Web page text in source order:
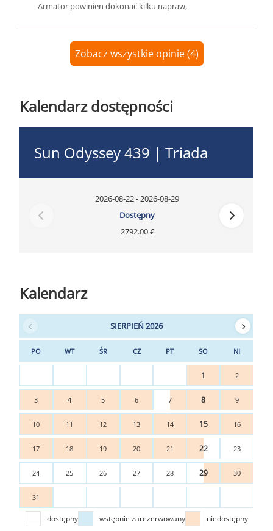
Armator powinien dokonać kilku napraw,
Zobacz wszystkie opinie (4)
Kalendarz dostępności
Sun Odyssey 439 | Triada
2026-08-22 - 2026-08-29
Dostępny
2792.00 €
Kalendarz
SIERPIEŃ 2026
PO WT ŚR CZ PT SO NI
1 2
3 4 5 6 7 8 9
10 11 12 13 14 15 16
17 18 19 20 21 22 23
24 25 26 27 28 29 30
31
dostępny wstępnie zarezerwowany niedostępny